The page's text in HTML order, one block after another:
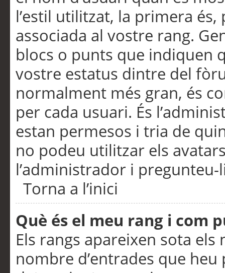
l’estil utilitzat, la primera
associada al vostre rang.
blocs o punts que indiquen
vostre estatus dintre del
normalment més gran, és
per cada usuari. És
estan permesos i tria de
no podeu utilitzar els
l’administrador i pregunteu-
Torna a l’inici
Què és el meu rang i com
Els rangs apareixen sota
nombre d’entrades que